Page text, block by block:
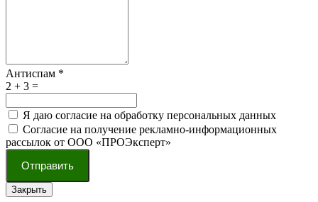
Антиспам *
2 + 3 =
Я даю согласие на обработку персональных данных
Согласие на получение рекламно-информационных
рассылок от ООО «ПРОЭксперт»
Отправить
Закрыть